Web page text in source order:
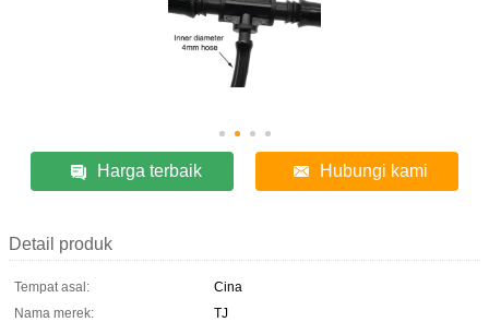
Harga terbaik Hubungi kami
Detail produk
Tempat asal:
Cina
Nama merek:
TJ